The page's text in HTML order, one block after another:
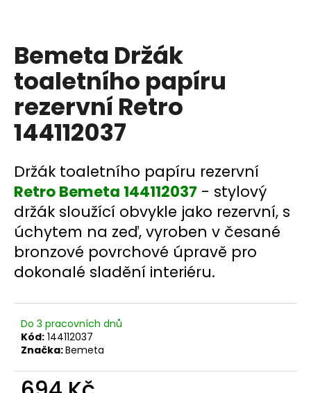
Bemeta Držák
toaletního papíru
rezervní Retro
144112037
Držák toaletního papíru rezervní
Retro Bemeta 144112037 - stylový
držák sloužící obvykle jako rezervní, s
úchytem na zeď, vyroben v česané
bronzové povrchové úpravě pro
dokonalé sladění interiéru.
Do 3 pracovních dnů
Kód: 144112037
Značka:Bemeta
í
t
?
D
o
p
o
r
u
e
m